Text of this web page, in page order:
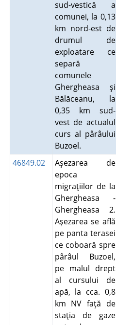
sud-vestică a
comunei, la 0,13
km nord-est de
drumul de
exploatare ce
separă
comunele
Ghergheasa şi
Bălăceanu, la
0,35 km sud-
vest de actualul
curs al pârâului
Buzoel.
46849.02
Aşezarea de
epoca
migraţiilor de la
Ghergheasa -
Ghergheasa 2.
Aşezarea se află
pe panta terasei
ce coboară spre
pârâul Buzoel,
pe malul drept
al cursului de
apă, la cca. 0,8
km NV faţă de
staţia de gaze